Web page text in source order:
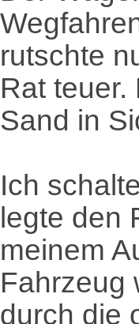
rutschte
Rat
Sand in
Ich
legte den
meinem
Fahrzeug
durch die